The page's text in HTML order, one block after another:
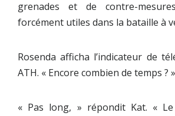
grenades et de contre-
forcément utiles dans la bataille à
Rosenda afficha l’indicateur de
ATH. « Encore combien de temps ? »
« Pas long, » répondit Kat. «